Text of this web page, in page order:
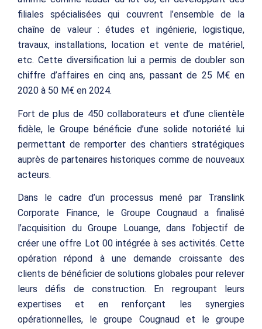
filiales spécialisées qui couvrent l’ensemble de la
chaîne de valeur : études et ingénierie, logistique,
travaux, installations, location et vente de matériel,
etc. Cette diversification lui a permis de doubler son
chiffre d’affaires en cinq ans, passant de 25 M€ en
2020 à 50 M€ en 2024.
Fort de plus de 450 collaborateurs et d’une clientèle
fidèle, le Groupe bénéficie d’une solide notoriété lui
permettant de remporter des chantiers stratégiques
auprès de partenaires historiques comme de nouveaux
acteurs.
Dans le cadre d’un processus mené par Translink
Corporate Finance, le Groupe Cougnaud a finalisé
l’acquisition du Groupe Louange, dans l’objectif de
créer une offre Lot 00 intégrée à ses activités. Cette
opération répond à une demande croissante des
clients de bénéficier de solutions globales pour relever
leurs défis de construction. En regroupant leurs
expertises et en renforçant les synergies
opérationnelles, le groupe Cougnaud et le groupe